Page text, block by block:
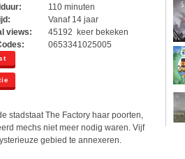
110 minuten
Vanaf 14 jaar
views:
45192 keer bekeken
0653341025005
stadstaat The Factory haar poorten,
mechs niet meer nodig waren. Vijf
gebied te annexeren.